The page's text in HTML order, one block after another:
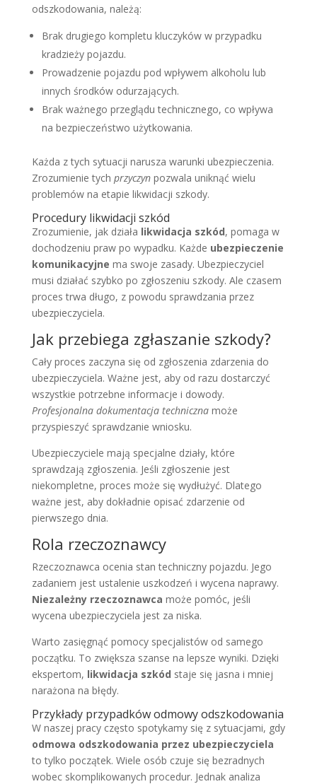
odszkodowania, należą:
Brak drugiego kompletu kluczyków w przypadku
kradzieży pojazdu.
Prowadzenie pojazdu pod wpływem alkoholu lub
innych środków odurzających.
Brak ważnego przeglądu technicznego, co wpływa
na bezpieczeństwo użytkowania.
Każda z tych sytuacji narusza warunki ubezpieczenia.
Zrozumienie tych przyczynpozwala uniknąć wielu
problemów na etapie likwidacji szkody.
Procedury likwidacji szkód
Zrozumienie, jak działa likwidacja szkód, pomaga w
dochodzeniu praw po wypadku. Każde ubezpieczenie
komunikacyjne ma swoje zasady. Ubezpieczyciel
musi działać szybko po zgłoszeniu szkody. Ale czasem
proces trwa długo, z powodu sprawdzania przez
ubezpieczyciela.
Jak przebiega zgłaszanie szkody?
Cały proces zaczyna się od zgłoszenia zdarzenia do
ubezpieczyciela. Ważne jest, aby od razu dostarczyć
wszystkie potrzebne informacje i dowody.
Profesjonalna dokumentacja technicznamoże
przyspieszyć sprawdzanie wniosku.
Ubezpieczyciele mają specjalne działy, które
sprawdzają zgłoszenia. Jeśli zgłoszenie jest
niekompletne, proces może się wydłużyć. Dlatego
ważne jest, aby dokładnie opisać zdarzenie od
pierwszego dnia.
Rola rzeczoznawcy
Rzeczoznawca ocenia stan techniczny pojazdu. Jego
zadaniem jest ustalenie uszkodzeń i wycena naprawy.
Niezależny rzeczoznawca może pomóc, jeśli
wycena ubezpieczyciela jest za niska.
Warto zasięgnąć pomocy specjalistów od samego
początku. To zwiększa szanse na lepsze wyniki. Dzięki
ekspertom, likwidacja szkód staje się jasna i mniej
narażona na błędy.
Przykłady przypadków odmowy odszkodowania
W naszej pracy często spotykamy się z sytuacjami, gdy
odmowa odszkodowania przez ubezpieczyciela
to tylko początek. Wiele osób czuje się bezradnych
wobec skomplikowanych procedur. Jednak analiza